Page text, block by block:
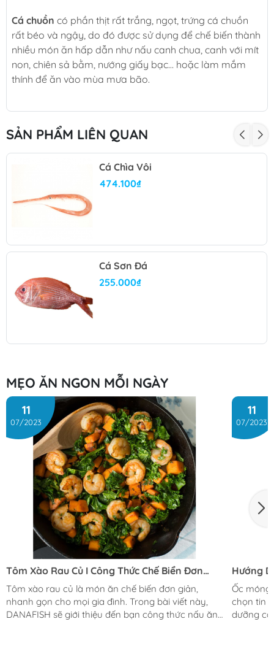
Cá chuồn có phần thịt rất trắng, ngọt, trứng cá chuồn
rất béo và ngậy, do đó được sử dụng để chế biến thành
nhiều món ăn hấp dẫn như nấu canh chua, canh với mít
non, chiên sả bằm, nướng giấy bạc… hoặc làm mắm
thính để ăn vào mùa mưa bão.
SẢN PHẨM LIÊN QUAN
Cá Chìa Vôi
474.100₫
Cá Sơn Đá
255.000₫
MẸO ĂN NGON MỖI NGÀY
11
07/2023
Tôm Xào Rau Củ I Công Thức Chế Biển Đơn
Giản Cho Bữa Cơm Gia Đình
Tôm xào rau củ là món ăn chế biến đơn giản,
nhanh gọn cho mọi gia đình. Trong bài viết này,
DANAFISH sẽ giới thiệu đến bạn công thức nấu ăn
11
07/2023
Hướng
Giản Tại
Ốc móng
chọn tin
dưỡng